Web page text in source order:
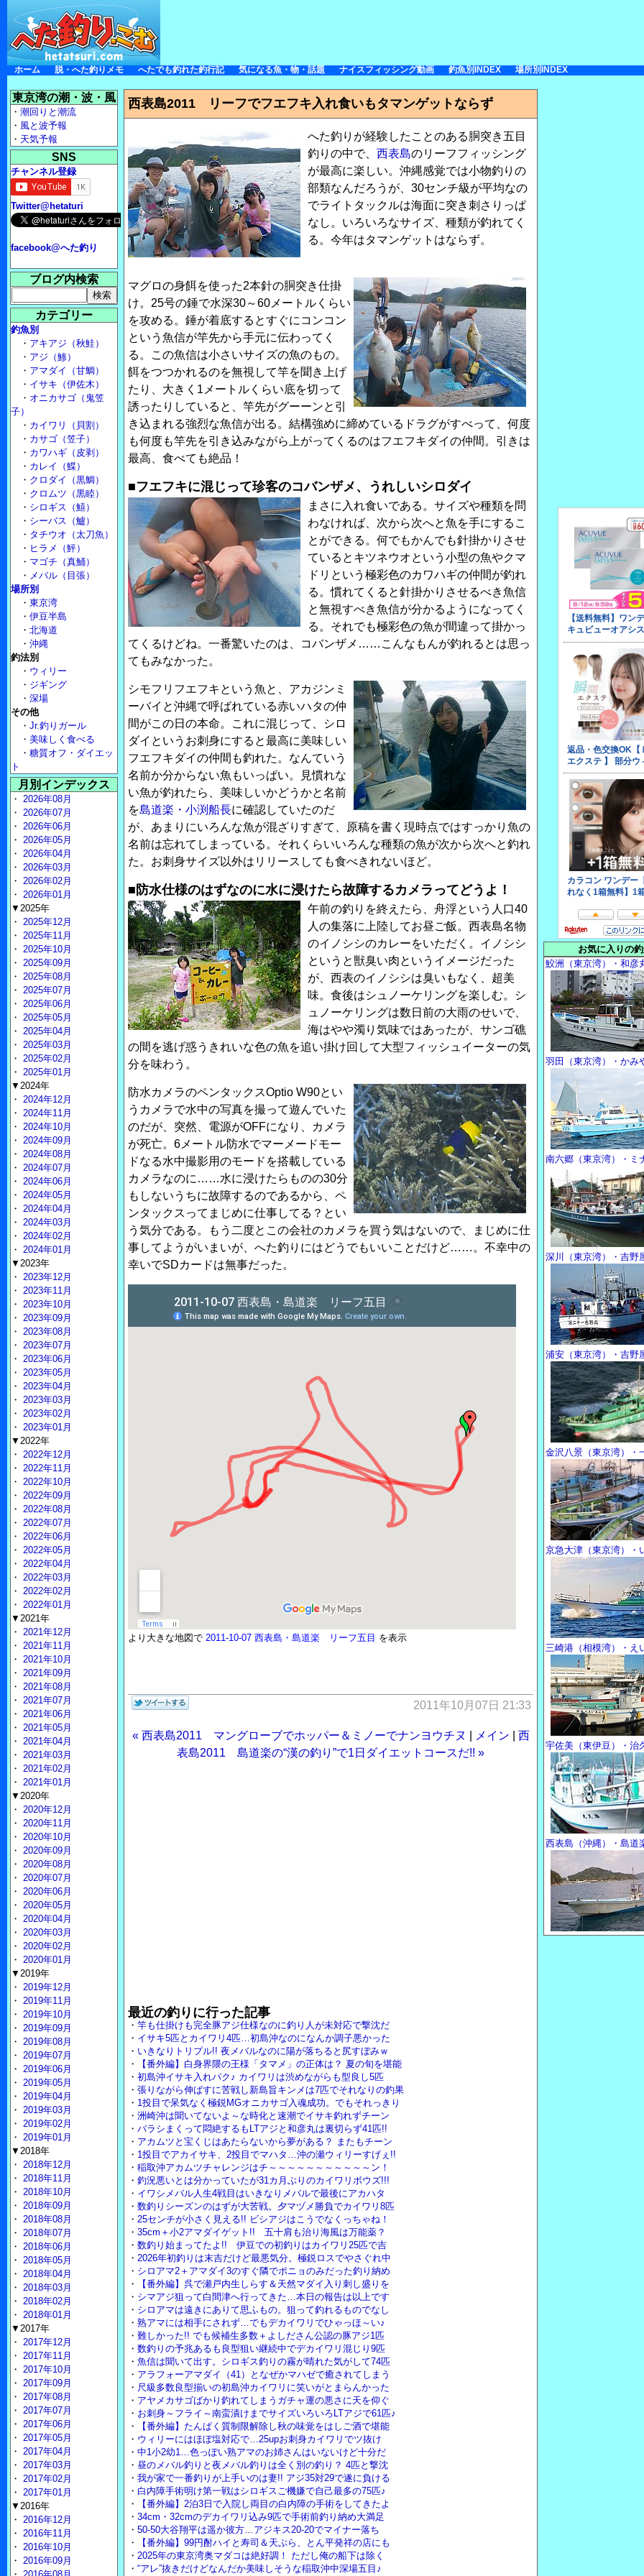
ホーム 脱・へた釣りメモ へたでも釣れた釣行記 気になる魚・物・話題 ナイスフィッシング動画 釣魚別INDEX 場所別INDEX
西表島2011 リーフでフエフキ入れ食いもタマンゲットならず
へた釣りが経験したことのある胴突き五目
釣りの中で、 西表島のリーフフィッシング
が最高に楽しい。沖縄感覚では小物釣りの
部類なんだろうが、30センチ級が平均なの
でライトタックルは海面に突き刺さりっぱ
なし。いろいろなサイズ、種類が釣れてく
る。今年はタマンゲットはならず。
マグロの身餌を使った2本針の胴突き仕掛
け。25号の錘で水深30～60メートルくらい
を攻める。錘が着底するとすぐにコンコン
という魚信が竿先から手元に伝わってく
る。この魚信は小さいサイズの魚のもの。
餌をつつかれるのを無視して竿を聞き上げ
たり、大きく1メートルくらい底を切って
誘ったりしていると、竿先がグーーンと引
き込まれる強烈な魚信が出る。結構強めに締めているドラグがすべって、何度
も何度も竿先を引き込みながら上がってくるのはフエフキダイの仲間。引きは
最高、食べても絶品！
■フエフキに混じって珍客のコバンザメ、うれしいシロダイ
まさに入れ食いである。サイズや種類を問
わなければ、次から次へと魚を手にするこ
とができる。何でもかんでも針掛かりさせ
ているとキツネウオという小型の魚やクマ
ドリという極彩色のカワハギの仲間が釣れ
る。慣れてくると針掛かりさせるべき魚信
と無視すべき魚信が分かるようになってく
る。それでも極彩色の魚が間違って掛かっ
てくるけどね。一番驚いたのは、コバンザメ……こんなもんが釣れるとは思っ
てもみなかった。
シモフリフエフキという魚と、アカジンミ
ーバイと沖縄で呼ばれている赤いハタの仲
間がこの日の本命。これに混じって、シロ
ダイというお刺身にすると最高に美味しい
フエフキダイの仲間も釣れた。なんていう
名前か分からない魚もいっぱい。見慣れな
い魚が釣れたら、美味しいかどうかと名前
を島道楽・小渕船長に確認していたのだ
が、あまりにいろんな魚が混ざりすぎて、原稿を書く現時点ではすっかり魚の
名前は忘れてしまっている。それくらいいろんな種類の魚が次から次へと釣れ
た。お刺身サイズ以外はリリースしても食べきれないほど。
■防水仕様のはずなのに水に浸けたら故障するカメラってどうよ！
午前の釣りを終えたら、舟浮という人口40
人の集落に上陸してお昼ご飯。西表島名物
のイノシシのカレーをいただく。イノシシ
というと獣臭い肉というイメージだった
が、西表のイノシシは臭いもなく、超美
味。食後はシュノーケリングを楽しむ。シ
ュノーケリングは数日前の大雨のせいで、
海はやや濁り気味ではあったが、サンゴ礁
の間を逃げ惑うきれいな色の魚を追い掛け回して大型フィッシュイーターの気
分を味わう。
防水カメラのペンタックスOptio W90とい
うカメラで水中の写真を撮って遊んでいた
のだが、突然、電源がOFFになり、カメラ
が死亡。6メートル防水でマーメードモー
ドなる水中撮影用のモードを搭載している
カメラなのに……水に浸けたらものの30分
もしないうちに故障するのであるから、ペ
ンタックスってまじめに仕事してる？とい
う気分である。もう二度とこの会社のカメラを買う気はないので、まじめに仕
事してようがいまいが、へた釣りにはどうでもいいことだけど……。不幸中の
幸いでSDカードは無事だった。
より大きな地図で 2011-10-07 西表島・島道楽 リーフ五目 を表示
2011年10月07日 21:33
« 西表島2011 マングローブでホッパー＆ミノーでナンヨウチヌ メイン
西
表島2011 島道楽の“漢の釣り”で1日ダイエットコースだ!! »
最近の釣りに行った記事
・ 竿も仕掛けも完全豚アジ仕様なのに釣り人が未対応で撃沈だ
・ イサキ5匹とカイワリ4匹…初島沖なのになんか調子悪かった
・ いきなりトリプル!! 夜メバルなのに陽が落ちると尻すぼみｗ
・
【番外編】白身界隈の王様「タマメ」の正体は？ 夏の旬を堪能
・ 初島沖イサキ入れパク♪ カイワリは渋めながらも型良し5匹
・ 張りながら伸ばすに苦戦し新島旨キンメは7匹でそれなりの釣果
・ 1投目で呆気なく極鋭MGオニカサゴ入魂成功。でもそれっきり
・ 洲崎沖は聞いてないよ～な時化と速潮でイサキ釣れずチーン
・ バラシまくって悶絶するもLTアジと和彦丸は裏切らず41匹!!
・ アカムツと宝くじはあたらないから夢がある？ またもチーン
・ 1投目でアカイサキ、2投目でマハタ…沖の瀬ウィリーすげぇ!!
・ 稲取沖アカムツチャレンジはチ～～～～～～～～～～～ン！
・ 釣況悪いとは分かっていたが31カ月ぶりのカイワリボウズ!!!
・ イワシメバル人生4戦目はいきなりメバルで最後にアカハタ
・ 数釣りシーズンのはずが大苦戦。夕マヅメ勝負でカイワリ8匹
・ 25センチが小さく見える!! ビシアジはこうでなくっちゃね！
・ 35cm＋小2アマダイゲット!! 五十肩も治り海風は万能薬？
・ 数釣り始まってたよ!! 伊豆での初釣りはカイワリ25匹で吉
・ 2026年初釣りは末吉だけど最悪気分。極鋭ロスでやさぐれ中
・ シロアマ2＋アマダイ3のすぐ隣でポニョのみだった釣り納め
・
【番外編】呉で瀬戸内生しらす＆天然マダイ入り刺し盛りを
・ シマアジ狙って白間津へ行ってきた…本日の報告は以上です
・ シロアマは遠きにありて思ふもの。狙って釣れるものでなし
・ 熟アマには相手にされず…でもデカイワリでひゃっほ～い♪
・ 難しかった!! でも候補生多数＋よしださん公認の豚アジ1匹
・ 数釣りの予兆あるも良型狙い継続中でデカイワリ混じり9匹
・ 魚信は聞いて出す。シロギス釣りの霧が晴れた気がして74匹
・ アラフォーアマダイ（41）となぜかマハゼで癒されてしまう
・ 尺級多数良型揃いの初島沖カイワリに笑いがとまらんかった
・ アヤメカサゴばかり釣れてしまうガチャ運の悪さに天を仰ぐ
・ お刺身～フライ～南蛮漬けまでサイズいろいろLTアジで61匹♪
・
【番外編】たんぱく質制限解除し秋の味覚をはしご酒で堪能
・ ウィリーにはほぼ塩対応で…25upお刺身カイワリでツ抜け
・ 中1小2幼1…色っぽい熟アマのお姉さんはいないけど十分だ
・ 昼のメバル釣りと夜メバル釣りは全く別の釣り？ 4匹と撃沈
・ 我が家で一番釣りが上手いのは妻!! アジ35対29で遂に負ける
・ 白内障手術明け第一戦はシロギスご機嫌で自己最多の75匹♪
・
【番外編】2泊3日で入院し両目の白内障の手術をしてきたよ
・ 34cm・32cmのデカイワリ込み9匹で手術前釣り納め大満足
・ 50-50大谷翔平は遥か彼方…アジキス20-20でマイナー落ち
・
【番外編】99円酎ハイと寿司＆天ぷら、とん平発祥の店にも
・ 2025年の東京湾奥マダコは絶好調！ ただし俺の船下は除く
・ “アレ”抜きだけどなんだか美味しそうな稲取沖中深場五目♪
東京湾の潮・波・風
・ 潮回りと潮流
・ 風と波予報
・ 天気予報
SNS
チャンネル登録
Twitter@hetaturi
facebook@へた釣り
ブログ内検索
カテゴリー
釣魚別
・ アキアジ（秋鮭）
・ アジ（鯵）
・ アマダイ（甘鯛）
・ イサキ（伊佐木）
・ オニカサゴ（鬼笠
子）
・ カイワリ（貝割）
・ カサゴ（笠子）
・ カワハギ（皮剥）
・ カレイ（鰈）
・ クロダイ（黒鯛）
・ クロムツ（黒睦）
・ シロギス（鱚）
・ シーバス（鱸）
・ タチウオ（太刀魚）
・ ヒラメ（鮃）
・ マゴチ（真鯒）
・ メバル（目張）
場所別
・ 東京湾
・ 伊豆半島
・ 北海道
・ 沖縄
釣法別
・ ウィリー
・ ジギング
・ 深場
その他
・ Jr.釣りガール
・ 美味しく食べる
・ 糖質オフ・ダイエッ
ト
月別インデックス
・ 2026年08月
・ 2026年07月
・ 2026年06月
・ 2026年05月
・ 2026年04月
・ 2026年03月
・ 2026年02月
・ 2026年01月
▼2025年
・ 2025年12月
・ 2025年11月
・ 2025年10月
・ 2025年09月
・ 2025年08月
・ 2025年07月
・ 2025年06月
・ 2025年05月
・ 2025年04月
・ 2025年03月
・ 2025年02月
・ 2025年01月
▼2024年
・ 2024年12月
・ 2024年11月
・ 2024年10月
・ 2024年09月
・ 2024年08月
・ 2024年07月
・ 2024年06月
・ 2024年05月
・ 2024年04月
・ 2024年03月
・ 2024年02月
・ 2024年01月
▼2023年
・ 2023年12月
・ 2023年11月
・ 2023年10月
・ 2023年09月
・ 2023年08月
・ 2023年07月
・ 2023年06月
・ 2023年05月
・ 2023年04月
・ 2023年03月
・ 2023年02月
・ 2023年01月
▼2022年
・ 2022年12月
・ 2022年11月
・ 2022年10月
・ 2022年09月
・ 2022年08月
・ 2022年07月
・ 2022年06月
・ 2022年05月
・ 2022年04月
・ 2022年03月
・ 2022年02月
・ 2022年01月
▼2021年
・ 2021年12月
・ 2021年11月
・ 2021年10月
・ 2021年09月
・ 2021年08月
・ 2021年07月
・ 2021年06月
・ 2021年05月
・ 2021年04月
・ 2021年03月
・ 2021年02月
・ 2021年01月
▼2020年
・ 2020年12月
・ 2020年11月
・ 2020年10月
・ 2020年09月
・ 2020年08月
・ 2020年07月
・ 2020年06月
・ 2020年05月
・ 2020年04月
・ 2020年03月
・ 2020年02月
・ 2020年01月
▼2019年
・ 2019年12月
・ 2019年11月
・ 2019年10月
・ 2019年09月
・ 2019年08月
・ 2019年07月
・ 2019年06月
・ 2019年05月
・ 2019年04月
・ 2019年03月
・ 2019年02月
・ 2019年01月
▼2018年
・ 2018年12月
・ 2018年11月
・ 2018年10月
・ 2018年09月
・ 2018年08月
・ 2018年07月
・ 2018年06月
・ 2018年05月
・ 2018年04月
・ 2018年03月
・ 2018年02月
・ 2018年01月
▼2017年
・ 2017年12月
・ 2017年11月
・ 2017年10月
・ 2017年09月
・ 2017年08月
・ 2017年07月
・ 2017年06月
・ 2017年05月
・ 2017年04月
・ 2017年03月
・ 2017年02月
・ 2017年01月
▼2016年
・ 2016年12月
・ 2016年11月
・ 2016年10月
・ 2016年09月
お気に入りの
鮫洲（東京湾）・和彦
羽田（東京湾）・かみ
南六郷（東京湾）・ミ
深川（東京湾）・吉野
浦安（東京湾）・吉野
金沢八景（東京湾）・
京急大津（東京湾）・
三崎港（相模湾）・え
宇佐美（東伊豆）・治
西表島（沖縄）・島道